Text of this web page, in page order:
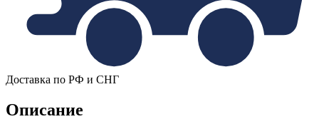
Доставка по РФ и СНГ
Описание